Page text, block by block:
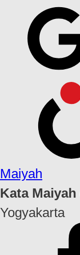
Maiyah
Kata Maiyah
Yogyakarta